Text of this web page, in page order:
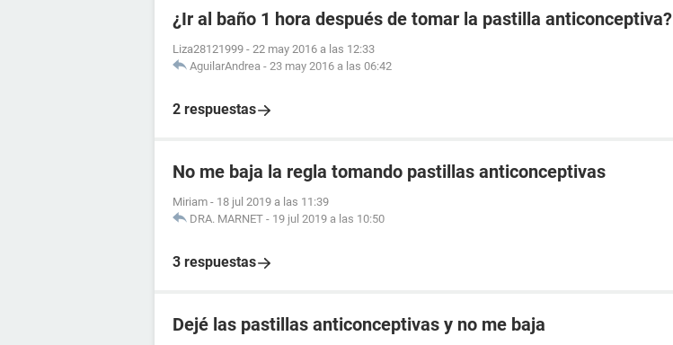
¿Ir al baño 1 hora después de tomar la pastilla anticonceptiva?
Liza28121999 - 22 may 2016 a las 12:33
AguilarAndrea - 23 may 2016 a las 06:42
2 respuestas
No me baja la regla tomando pastillas anticonceptivas
Miriam - 18 jul 2019 a las 11:39
DRA. MARNET - 19 jul 2019 a las 10:50
3 respuestas
Dejé las pastillas anticonceptivas y no me baja